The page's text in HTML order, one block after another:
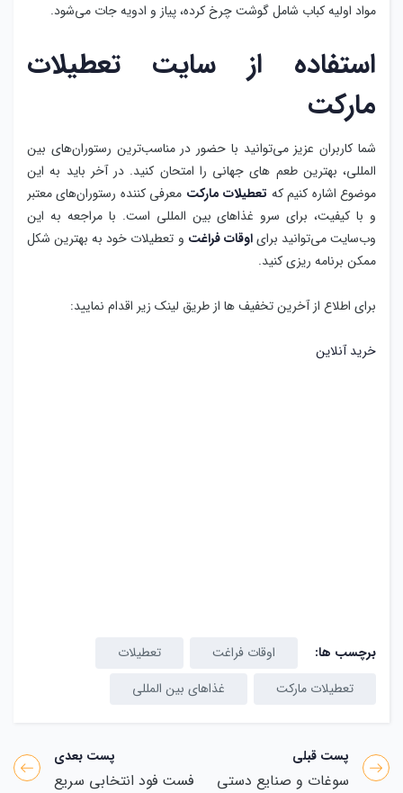
مواد اولیه کباب شامل گوشت چرخ کرده، پیاز و ادویه جات می‌شود.
استفاده از سایت تعطیلات
مارکت
شما کاربران عزیز می‌توانید با حضور در مناسب‌ترین رستوران‌های بین
المللی، بهترین طعم های جهانی را امتحان کنید. در آخر باید به این
موضوع اشاره کنیم که تعطیلات مارکت معرفی کننده رستوران‌های معتبر
و با کیفیت، برای سرو غذاهای بین المللی است. با مراجعه به این
وب‌سایت می‌توانید برایاوقات فراغت و تعطیلات خود به بهترین شکل
ممکن برنامه ریزی کنید.
برای اطلاع از آخرین تخفیف ها از طریق لینک زیر اقدام نمایید:
خرید آنلاین
برچسب ها: اوقات فراغت
تعطیلات
تعطیلات مارکت
غذاهای بین المللی
پست قبلی
سوغات و صنایع دستی
پست بعدی
فست فود انتخابی سریع